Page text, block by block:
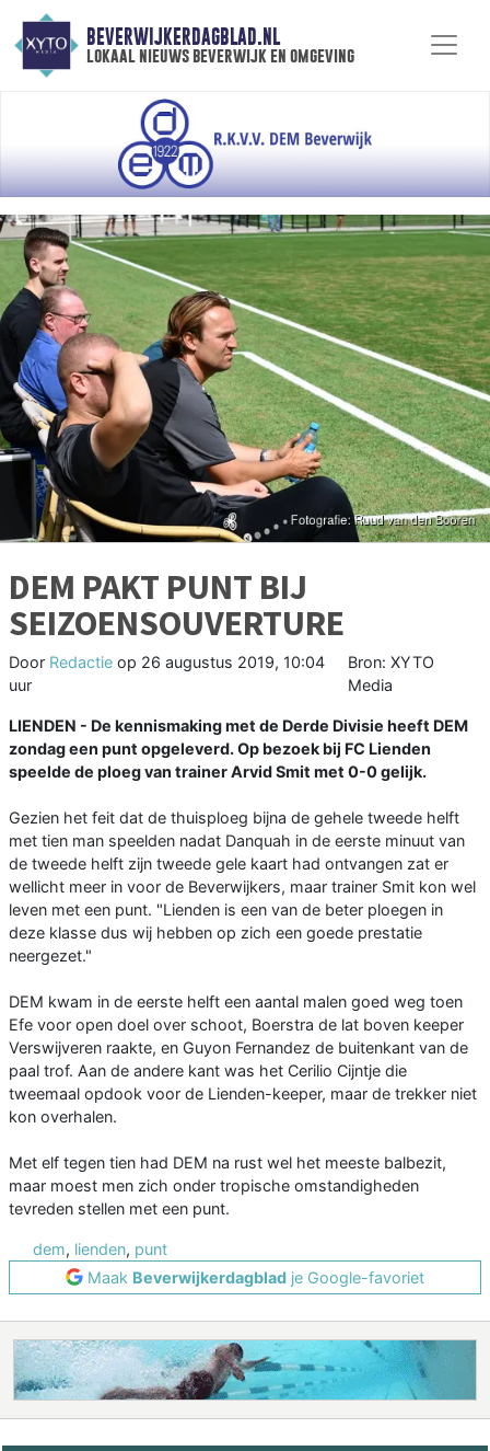
BEVERWIJKERDAGBLAD.NL
lokaal nieuws beverwijk en omgeving
DEM PAKT PUNT BIJ
SEIZOENSOUVERTURE
Door Redactie op 26 augustus 2019, 10:04
uur
Bron: XYTO
Media
LIENDEN - De kennismaking met de Derde Divisie heeft DEM
zondag een punt opgeleverd. Op bezoek bij FC Lienden
speelde de ploeg van trainer Arvid Smit met 0-0 gelijk.
Gezien het feit dat de thuisploeg bijna de gehele tweede helft
met tien man speelden nadat Danquah in de eerste minuut van
de tweede helft zijn tweede gele kaart had ontvangen zat er
wellicht meer in voor de Beverwijkers, maar trainer Smit kon wel
leven met een punt. "Lienden is een van de beter ploegen in
deze klasse dus wij hebben op zich een goede prestatie
neergezet."
DEM kwam in de eerste helft een aantal malen goed weg toen
Efe voor open doel over schoot, Boerstra de lat boven keeper
Verswijveren raakte, en Guyon Fernandez de buitenkant van de
paal trof. Aan de andere kant was het Cerilio Cijntje die
tweemaal opdook voor de Lienden-keeper, maar de trekker niet
kon overhalen.
Met elf tegen tien had DEM na rust wel het meeste balbezit,
maar moest men zich onder tropische omstandigheden
tevreden stellen met een punt.
dem, lienden, punt
Maak Beverwijkerdagblad je Google-favoriet